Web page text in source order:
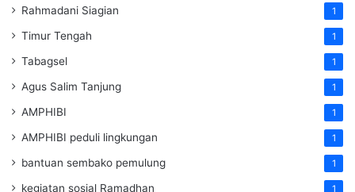
Rahmadani Siagian 1
Timur Tengah 1
Tabagsel 1
Agus Salim Tanjung 1
AMPHIBI 1
AMPHIBI peduli lingkungan 1
bantuan sembako pemulung 1
kegiatan sosial Ramadhan 1